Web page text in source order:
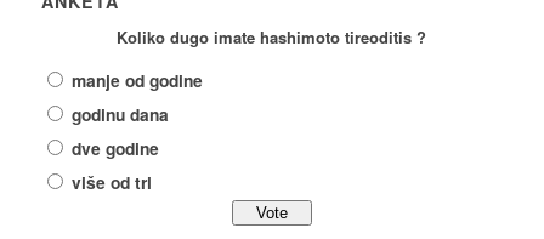
Koliko dugo imate hashimoto tireoditis ?
manje od godine
godinu dana
dve godine
više od tri